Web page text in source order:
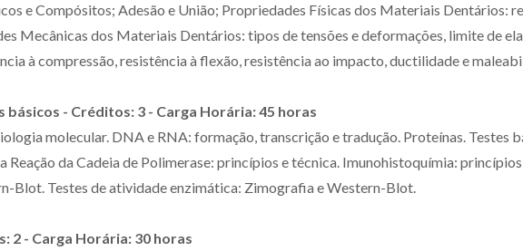
e Compósitos; Adesão e União; Propriedades Físicas dos Materiais Dentários:
Mecânicas dos Materiais Dentários: tipos de tensões e deformações, limite de
à compressão, resistência à flexão, resistência ao impacto, ductilidade e
- Créditos: 3 - Carga Horária: 45 horas
molecular. DNA e RNA: formação, transcrição e tradução. Proteínas. Testes
Reação da Cadeia de Polimerase: princípios e técnica. Imunohistoquímia:
Blot. Testes de atividade enzimática: Zimografia e Western-Blot.
2 - Carga Horária: 30 horas